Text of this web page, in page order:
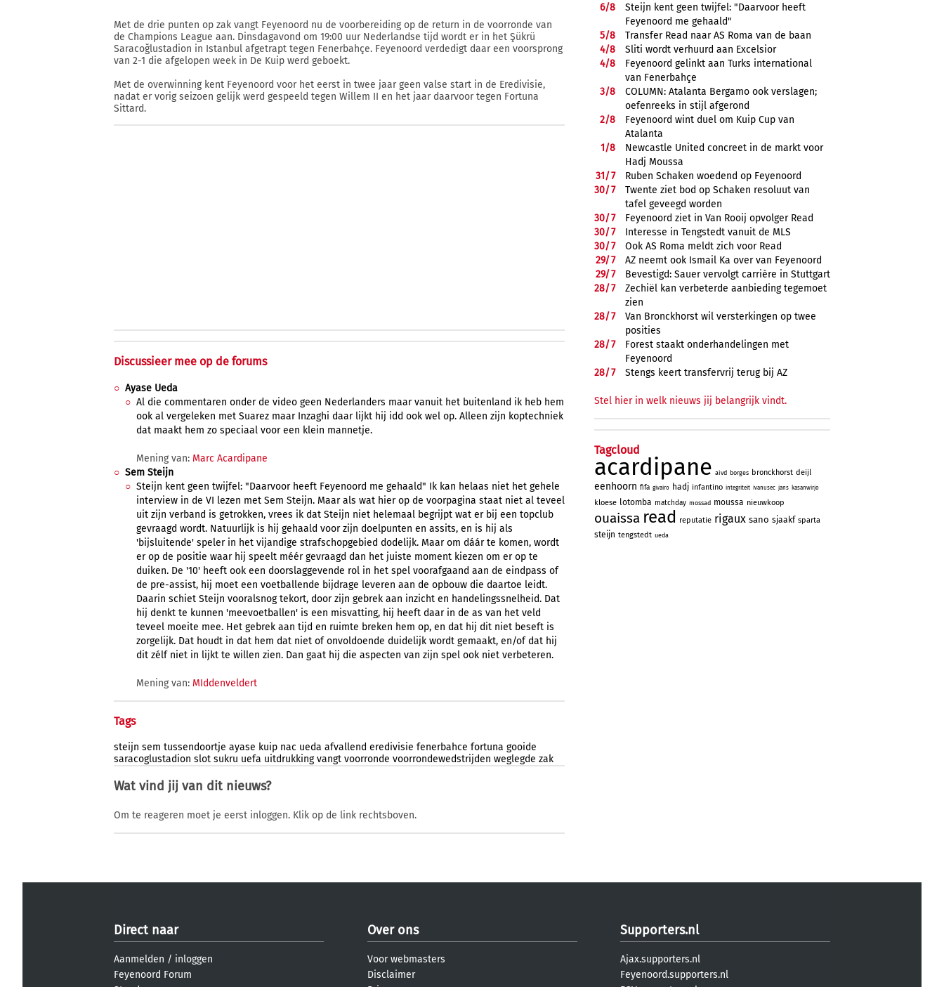
Met de drie punten op zak vangt Feyenoord nu de voorbereiding op de return in de voorronde van
de Champions League aan. Dinsdagavond om 19:00 uur Nederlandse tijd wordt er in het Şükrü
Saracoğlustadion in Istanbul afgetrapt tegen Fenerbahçe. Feyenoord verdedigt daar een voorsprong
van 2-1 die afgelopen week in De Kuip werd geboekt.
Met de overwinning kent Feyenoord voor het eerst in twee jaar geen valse start in de Eredivisie,
nadat er vorig seizoen gelijk werd gespeeld tegen Willem II en het jaar daarvoor tegen Fortuna
Sittard.
Discussieer mee op de forums
Ayase Ueda
Al die commentaren onder de video geen Nederlanders maar vanuit het buitenland ik heb hem
ook al vergeleken met Suarez maar Inzaghi daar lijkt hij idd ook wel op. Alleen zijn koptechniek
dat maakt hem zo speciaal voor een klein mannetje.
Mening van: Marc Acardipane
Sem Steijn
Steijn kent geen twijfel: "Daarvoor heeft Feyenoord me gehaald" Ik kan helaas niet het gehele
interview in de VI lezen met Sem Steijn. Maar als wat hier op de voorpagina staat niet al teveel
uit zijn verband is getrokken, vrees ik dat Steijn niet helemaal begrijpt wat er bij een topclub
gevraagd wordt. Natuurlijk is hij gehaald voor zijn doelpunten en assits, en is hij als
'bijsluitende' speler in het vijandige strafschopgebied dodelijk. Maar om dáár te komen, wordt
er op de positie waar hij speelt méér gevraagd dan het juiste moment kiezen om er op te
duiken. De '10' heeft ook een doorslaggevende rol in het spel voorafgaand aan de eindpass of
de pre-assist, hij moet een voetballende bijdrage leveren aan de opbouw die daartoe leidt.
Daarin schiet Steijn vooralsnog tekort, door zijn gebrek aan inzicht en handelingssnelheid. Dat
hij denkt te kunnen 'meevoetballen' is een misvatting, hij heeft daar in de as van het veld
teveel moeite mee. Het gebrek aan tijd en ruimte breken hem op, en dat hij dit niet beseft is
zorgelijk. Dat houdt in dat hem dat niet of onvoldoende duidelijk wordt gemaakt, en/of dat hij
dit zélf niet in lijkt te willen zien. Dan gaat hij die aspecten van zijn spel ook niet verbeteren.
Mening van: MIddenveldert
Tags
steijn sem tussendoortje ayase kuip nac ueda afvallend eredivisie fenerbahce fortuna gooide
saracoglustadion slot sukru uefa uitdrukking vangt voorronde voorrondewedstrijden weglegde zak
Wat vind jij van dit nieuws?
Om te reageren moet je eerst inloggen. Klik op de link rechtsboven.
6/8
Steijn kent geen twijfel: "Daarvoor heeft
Feyenoord me gehaald"
5/8
Transfer Read naar AS Roma van de baan
4/8
Sliti wordt verhuurd aan Excelsior
4/8
Feyenoord gelinkt aan Turks international
van Fenerbahçe
3/8
COLUMN: Atalanta Bergamo ook verslagen;
oefenreeks in stijl afgerond
2/8
Feyenoord wint duel om Kuip Cup van
Atalanta
1/8
Newcastle United concreet in de markt voor
Hadj Moussa
31/7
Ruben Schaken woedend op Feyenoord
30/7
Twente ziet bod op Schaken resoluut van
tafel geveegd worden
30/7
Feyenoord ziet in Van Rooij opvolger Read
30/7
Interesse in Tengstedt vanuit de MLS
30/7
Ook AS Roma meldt zich voor Read
29/7
AZ neemt ook Ismail Ka over van Feyenoord
29/7
Bevestigd: Sauer vervolgt carrière in Stuttgart
28/7
Zechiël kan verbeterde aanbieding tegemoet
zien
28/7
Van Bronckhorst wil versterkingen op twee
posities
28/7
Forest staakt onderhandelingen met
Feyenoord
28/7 Stengs keert transfervrij terug bij AZ
Stel hier in welk nieuws jij belangrijk vindt.
Tagcloud
acardipane aivd borges bronckhorst deijl
eenhoorn fifa givairo hadj infantino integriteit ivanusec jans kasanwirjo
kloese lotomba matchday mossad moussa nieuwkoop
ouaissa read reputatie rigaux sano sjaakf sparta
steijn tengstedt ueda
Direct naar
Aanmelden / inloggen
Feyenoord Forum
Over ons
Voor webmasters
Disclaimer
Supporters.nl
Ajax.supporters.nl
Feyenoord.supporters.nl